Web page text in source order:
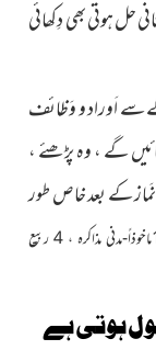
حل ہوتی بھی دِکھائی
سے اَوراد و وَظائف
گے ، وہ پڑھئے ،
نَماز کے بعد خاص طور
ماخوذاً-مدنی مذاکرہ
، 4 ربیع